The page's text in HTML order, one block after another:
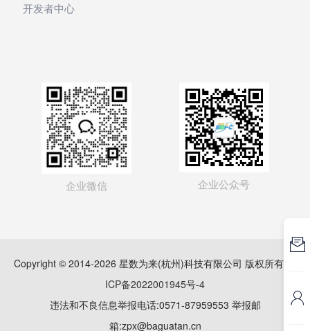
开发者中心
企业微信 企业公众号
Copyright © 2014-2026 星数为来(杭州)科技有限公司 版权所有
ICP备2022001945号-4
违法和不良信息举报电话:0571-87959553 举报邮
箱:zpx@baguatan.cn

